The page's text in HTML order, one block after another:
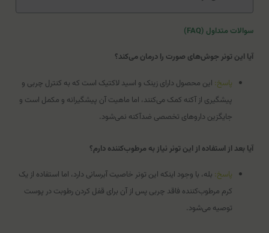
سوالات متداول (FAQ)
آیا این تونر جوش‌های صورت را درمان می‌کند؟
پاسخ: این محصول دارای زینک و اسید لاکتیک است که به کنترل چربی و
پیشگیری از آکنه کمک می‌کنند، اما ماهیت آن پیشگیرانه و مکمل است و
جایگزین داروهای تخصصی ضدآکنه نمی‌شود.
آیا بعد از استفاده از این تونر نیاز به مرطوب‌کننده دارم؟
پاسخ: بله، با وجود اینکه این تونر خاصیت آبرسانی دارد، اما استفاده از یک
کرم مرطوب‌کننده فاقد چربی پس از آن برای قفل کردن رطوبت در پوست
توصیه می‌شود.